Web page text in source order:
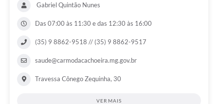
Gabriel Quintão Nunes
Das 07:00 às 11:30 e das 12:30 às 16:00
(35) 9 8862-9518 // (35) 9 8862-9517
saude@carmodacachoeira.mg.gov.br
Travessa Cônego Zequinha, 30
VER MAIS